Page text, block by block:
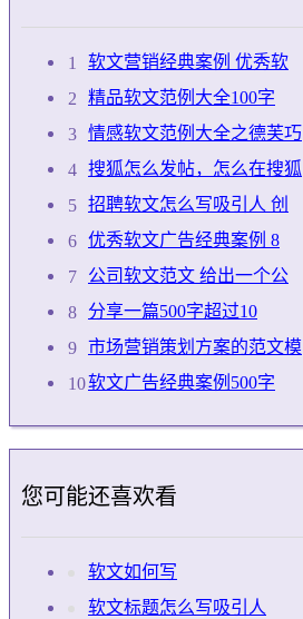
软文营销经典案例 优秀软
精品软文范例大全100字
情感软文范例大全之德芙巧
搜狐怎么发帖，怎么在搜狐
招聘软文怎么写吸引人 创
优秀软文广告经典案例 8
公司软文范文 给出一个公
分享一篇500字超过10
市场营销策划方案的范文模
软文广告经典案例500字
您可能还喜欢看
软文如何写
软文标题怎么写吸引人